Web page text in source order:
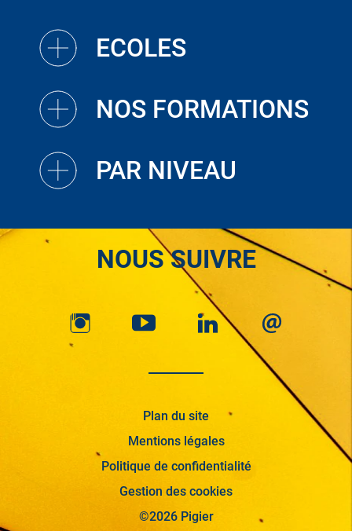
ECOLES
NOS FORMATIONS
PAR NIVEAU
NOUS SUIVRE
Plan du site
Mentions légales
Politique de confidentialité
Gestion des cookies
©2026 Pigier